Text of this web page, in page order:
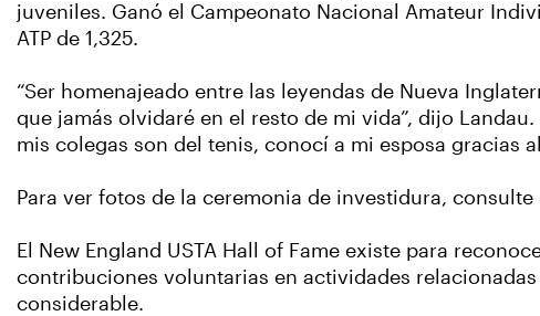
juveniles. Ganó el Campeonato Nacional Amateur
ATP de 1,325.
“Ser homenajeado entre las leyendas de Nueva
que jamás olvidaré en el resto de mi vida”, dijo
mis colegas son del tenis, conocí a mi esposa gracias
Para ver fotos de la ceremonia de investidura, consulte
El New England USTA Hall of Fame existe para
contribuciones voluntarias en actividades
considerable.